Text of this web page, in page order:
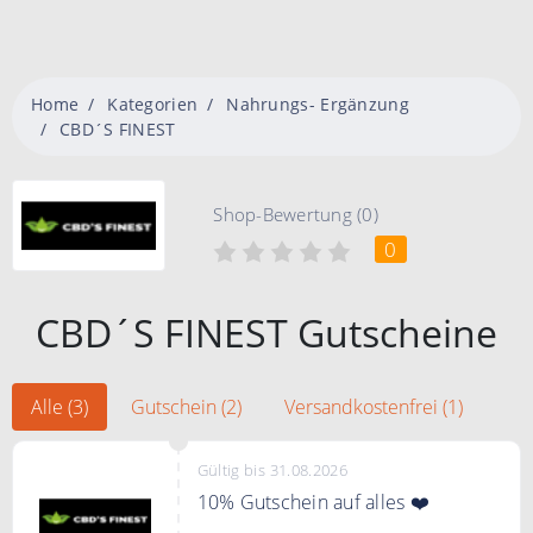
Home Kategorien
Nahrungs- Ergänzung
CBD´S FINEST
Shop-Bewertung (0)
0
CBD´S FINEST Gutscheine
Alle (3) Gutschein (2) Versandkostenfrei (1)
Gültig bis 31.08.2026
10% Gutschein auf alles ❤️